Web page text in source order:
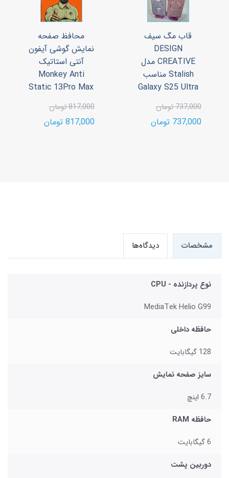
قاب مگ سیف
DESIGN
CREATIVE مدل
Stalish مناسب
Galaxy S25 Ultra
737,000 تومان
737,000 تومان
محافظ صفحه
نمایش گوشی آیفون
آنتی استاتیک
Monkey Anti
Static 13Pro Max
817,000 تومان
817,000 تومان
مشخصات دیدگاه‌ها
نوع پردازنده - CPU
MediaTek Helio G99
حافظه داخلی
128 گیگابایت
سایز صفحه نمایش
6.7 اینچ
حافظه RAM
6 گیگابایت
دوربین پشت